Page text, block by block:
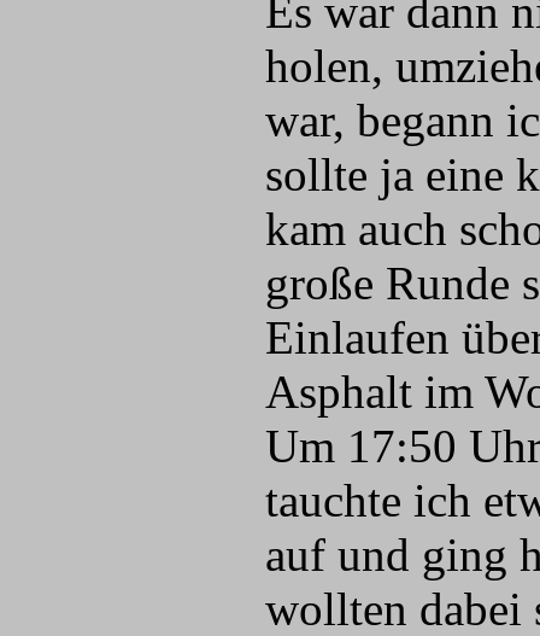
Es war dann
holen,
war, begann
sollte ja eine
kam auch
große Runde
Einlaufen
Asphalt im
Um 17:50
tauchte ich
auf und ging
wollten dabei